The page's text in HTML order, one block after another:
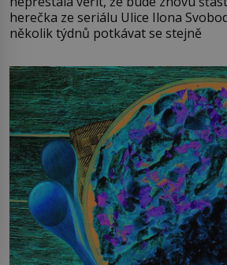
herečka ze seriálu Ulice Ilona
několik týdnů potkávat se stejně